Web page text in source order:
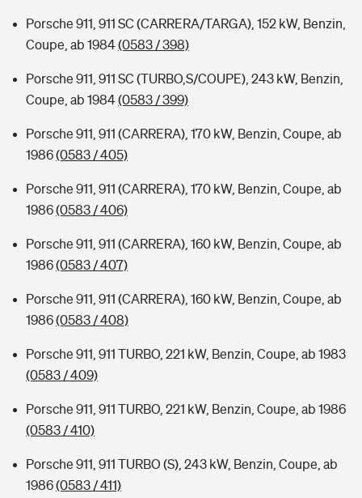
Porsche 911, 911 SC (CARRERA/TARGA), 152 kW, Benzin,
Coupe, ab 1984(0583 / 398)
Porsche 911, 911 SC (TURBO,S/COUPE), 243 kW, Benzin,
Coupe, ab 1984(0583 / 399)
Porsche 911, 911 (CARRERA), 170 kW, Benzin, Coupe, ab
1986(0583 / 405)
Porsche 911, 911 (CARRERA), 170 kW, Benzin, Coupe, ab
1986(0583 / 406)
Porsche 911, 911 (CARRERA), 160 kW, Benzin, Coupe, ab
1986(0583 / 407)
Porsche 911, 911 (CARRERA), 160 kW, Benzin, Coupe, ab
1986(0583 / 408)
Porsche 911, 911 TURBO, 221 kW, Benzin, Coupe, ab 1983
(0583 / 409)
Porsche 911, 911 TURBO, 221 kW, Benzin, Coupe, ab 1986
(0583 / 410)
Porsche 911, 911 TURBO (S), 243 kW, Benzin, Coupe, ab
1986(0583 / 411)